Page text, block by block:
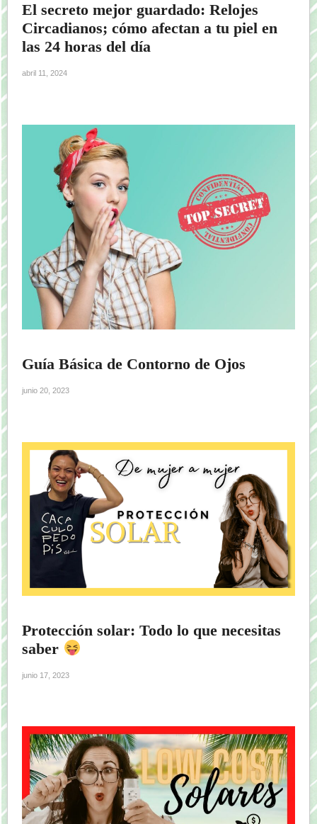
El secreto mejor guardado: Relojes
Circadianos; cómo afectan a tu piel en
las 24 horas del día
abril 11, 2024
Guía Básica de Contorno de Ojos
junio 20, 2023
Protección solar: Todo lo que necesitas
saber
junio 17, 2023